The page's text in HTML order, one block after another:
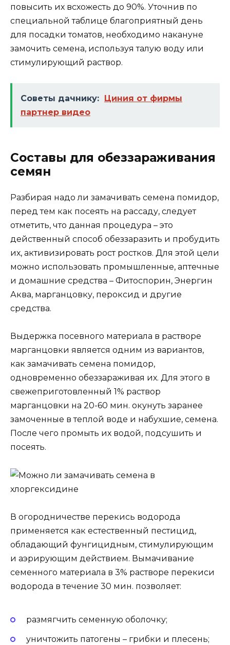
повысить их всхожесть до 90%. Уточнив по
специальной таблице благоприятный день
для посадки томатов, необходимо накануне
замочить семена, используя талую воду или
стимулирующий раствор.
Советы дачнику: Циния от фирмы
партнер видео
Составы для обеззараживания
семян
Разбирая надо ли замачивать семена помидор,
перед тем как посеять на рассаду, следует
отметить, что данная процедура – это
действенный способ обеззаразить и пробудить
их, активизировать рост ростков. Для этой цели
можно использовать промышленные, аптечные
и домашние средства – Фитоспорин, Энергин
Аква, марганцовку, пероксид и другие
средства.
Выдержка посевного материала в растворе
марганцовки является одним из вариантов,
как замачивать семена помидор,
одновременно обеззараживая их. Для этого в
свежеприготовленный 1% раствор
марганцовки на 20-60 мин. окунуть заранее
замоченные в теплой воде и набухшие, семена.
После чего промыть их водой, подсушить и
посеять.
В огородничестве перекись водорода
применяется как естественный пестицид,
обладающий фунгицидным, стимулирующим
и аэрирующим действием. Вымачивание
семенного материала в 3% растворе перекиси
водорода в течение 30 мин. позволяет:
размягчить семенную оболочку;
уничтожить патогены – грибки и плесень;